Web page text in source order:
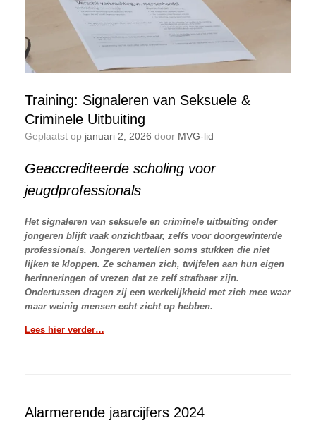
Training: Signaleren van Seksuele &
Criminele Uitbuiting
Geplaatst op januari 2, 2026 door MVG-lid
Geaccrediteerde scholing voor
jeugdprofessionals
Het signaleren van seksuele en criminele uitbuiting onder
jongeren blijft vaak onzichtbaar, zelfs voor doorgewinterde
professionals. Jongeren vertellen soms stukken die niet
lijken te kloppen. Ze schamen zich, twijfelen aan hun eigen
herinneringen of vrezen dat ze zelf strafbaar zijn.
Ondertussen dragen zij een werkelijkheid met zich mee waar
maar weinig mensen echt zicht op hebben.
Lees hier verder…
Alarmerende jaarcijfers 2024